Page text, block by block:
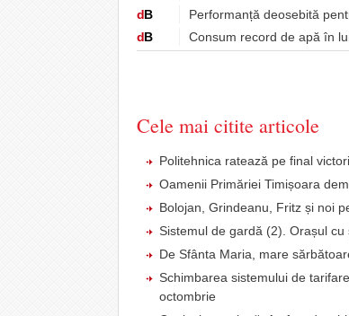
dB
Performanță deosebită
dB Consum record de apă în
Cele mai citite articole
Politehnica ratează pe final
Oamenii Primăriei Timișoara
Bolojan, Grindeanu, Fritz și noi
Sistemul de gardă (2). Orașul
De Sfânta Maria, mare
Schimbarea sistemului de
octombrie